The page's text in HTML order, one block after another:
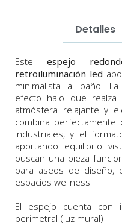
Detalles
Este espejo
retroiluminación led
minimalista al baño.
efecto halo que realza
atmósfera relajante y
combina
industriales, y el
aportando equilibrio
buscan una pieza
para aseos de diseño,
espacios wellness.
El espejo cuenta con
perimetral (luz mural)